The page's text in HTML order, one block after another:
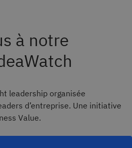
à notre
leadership organisée
d’entreprise. Une initiative
Value.